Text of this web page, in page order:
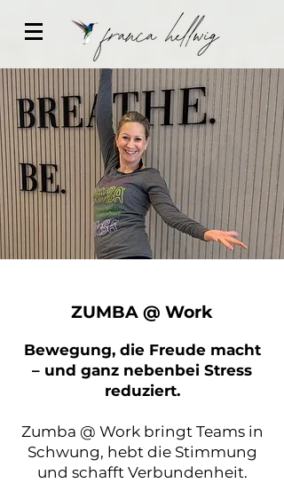
ZUMBA @ Work
Bewegung, die Freude macht
– und ganz nebenbei Stress
reduziert.
Zumba @ Work bringt Teams in
Schwung, hebt die Stimmung
und schafft Verbundenheit.